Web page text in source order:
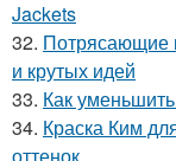
Jackets
32. Потрясающие
и крутых идей
33. Как
34. Краска Ким